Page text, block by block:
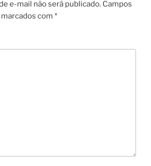
e-mail não será publicado. Campos
com *